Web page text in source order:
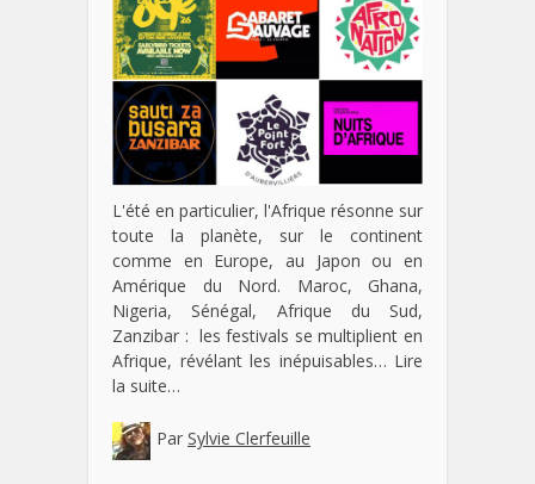
L'été en particulier, l'Afrique résonne sur
toute la planète, sur le continent
comme en Europe, au Japon ou en
Amérique du Nord. Maroc, Ghana,
Nigeria, Sénégal, Afrique du Sud,
Zanzibar : les festivals se multiplient en
Afrique, révélant les inépuisables… Lire
la suite…
Par Sylvie Clerfeuille